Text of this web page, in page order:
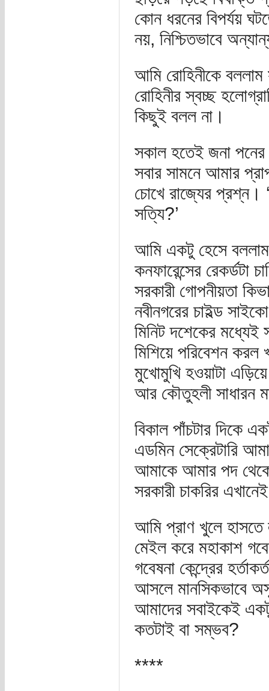
কোন ধরনের বিপর্যয়
নয়, নিশ্চিতভাবে
আমি রোহিনীকে
রোহিনীর স্বচ্ছ
কিছুই বলল না।
সকাল হতেই জনা পনের
সবার সামনে আমার
চোখে রাজ্যের প্রশ্ন।
সত্যি?’
আমি একটু হেসে
কনফারেন্সের রেকর্ডটা
সরকারী গোপনীয়তা
নবীনগরের চাইল্ড
মিনিট দশেকের মধ্যেই
মিশিয়ে পরিবেশন করল
মুখোমুখি হওয়াটা এড়িয়ে
আর কৌতুহলী সাধারন
বিকাল পাঁচটার দিকে
এডমিন সেক্রেটারি
আমাকে আমার পদ
সরকারী চাকরির
আমি প্রাণ খুলে
মেইল করে মহাকাশ
গবেষনা কেন্দ্রের
আসলে মানসিকভাবে
আমাদের সবাইকেই
কতটাই বা সম্ভব?
****